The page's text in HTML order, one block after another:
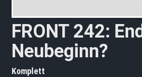
FRONT 242:
Neubeginn?
Komplett